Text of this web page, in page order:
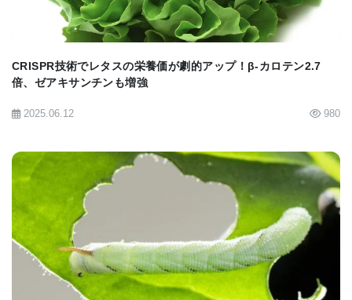
「どのミルクウィードの種を植えるべきか、どれく
らいの大きさのガーデンが必要かなど、多くの疑問
に答えるため、このプロジェクトとデータを活用し
は、特に一般的なミルクウィード（common
milkweed）が多く見られ、卵が多く産み付けられる
傾向がありました。また、成熟したミルクウィード
の方が若い植物よりも卵を見つけやすいことが分か
りました。
CRISPR技術でレタスの栄養価が劇的アップ！β-カロテン2.7
倍、ゼアキサンチンも増強
2025.06.12 980
BIOMARKET JP